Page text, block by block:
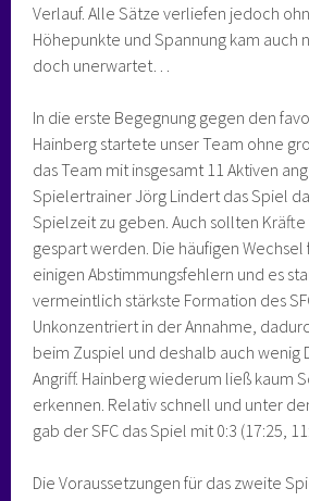
Verlauf. Alle Sätze verliefen jedoch
Höhepunkte und Spannung kam auch
doch unerwartet…
In die erste Begegnung gegen den
Hainberg startete unser Team ohne
das Team mit insgesamt 11 Aktiven
Spielertrainer Jörg Lindert das Spiel
Spielzeit zu geben. Auch sollten
gespart werden. Die häufigen
einigen Abstimmungsfehlern und es
vermeintlich stärkste Formation des
Unkonzentriert in der Annahme,
beim Zuspiel und deshalb auch wenig
Angriff. Hainberg wiederum ließ kaum
erkennen. Relativ schnell und unter
gab der SFC das Spiel mit 0:3 (17:25,
Die Voraussetzungen für das zweite